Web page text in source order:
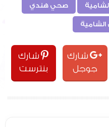
صحي هندي
شارك
جوجل
شارك
بنترست